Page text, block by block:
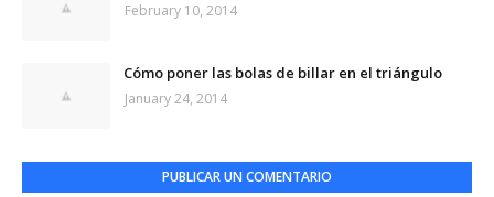
February 10, 2014
Cómo poner las bolas de billar en el triángulo
January 24, 2014
PUBLICAR UN COMENTARIO